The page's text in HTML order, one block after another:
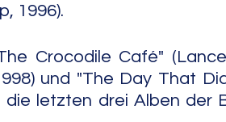
1996).
Crocodile Café"
und "The Day That
die letzten drei Alben der